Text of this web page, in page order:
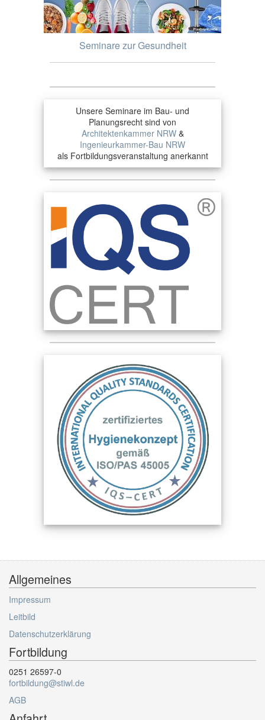
Seminare zur Gesundheit
Unsere Seminare im Bau- und
Planungsrecht sind von
Architektenkammer NRW&
Ingenieurkammer-Bau NRW
als Fortbildungsveranstaltung anerkannt
Allgemeines
Impressum
Leitbild
Datenschutzerklärung
Fortbildung
0251 26597-0
fortbildung@stiwl.de
AGB